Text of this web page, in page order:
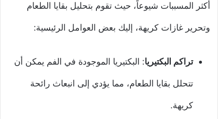
أكثر المسببات شيوعاً، حيث تقوم بتحليل بقايا الطعام
وتحرير غازات كريهة، إليك بعض العوامل الرئيسية:
تراكم البكتيريا: البكتيريا الموجودة في الفم يمكن أن
تتحلل بقايا الطعام، مما يؤدي إلى انبعاث رائحة
كريهة.